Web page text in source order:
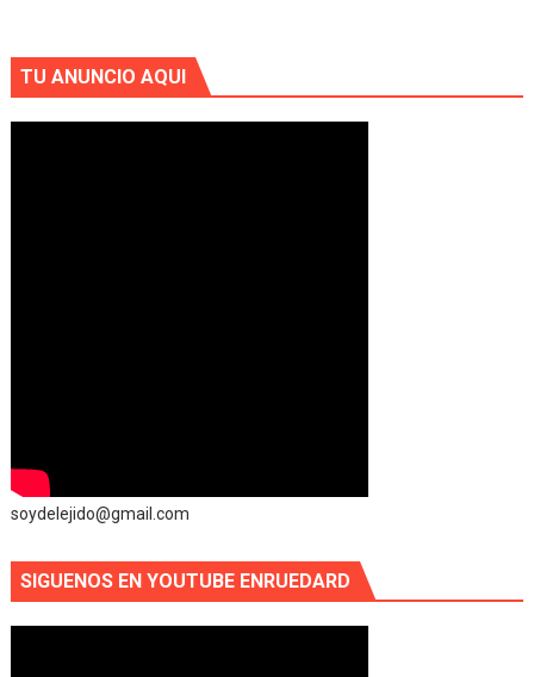
TU ANUNCIO AQUI
soydelejido@gmail.com
SIGUENOS EN YOUTUBE ENRUEDARD